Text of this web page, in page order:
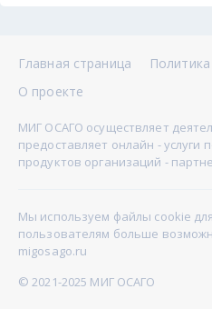
Главная страница
О проекте
МИГ ОСАГО осуществляет
предоставляет онлайн - услуги
продуктов организаций -
Мы используем файлы cookie
пользователям больше
migosago.ru
© 2021-2025 МИГ ОСАГО